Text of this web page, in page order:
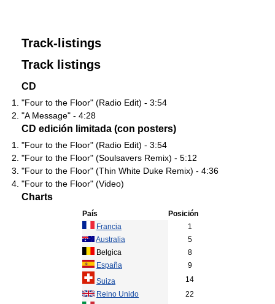
Track-listings
Track listings
CD
"Four to the Floor" (Radio Edit) - 3:54
"A Message" - 4:28
CD edición limitada (con posters)
"Four to the Floor" (Radio Edit) - 3:54
"Four to the Floor" (Soulsavers Remix) - 5:12
"Four to the Floor" (Thin White Duke Remix) - 4:36
"Four to the Floor" (Video)
Charts
País
Posición
Francia
1
Australia
5
Belgica
8
España
9
Suiza
14
Reino Unido
22